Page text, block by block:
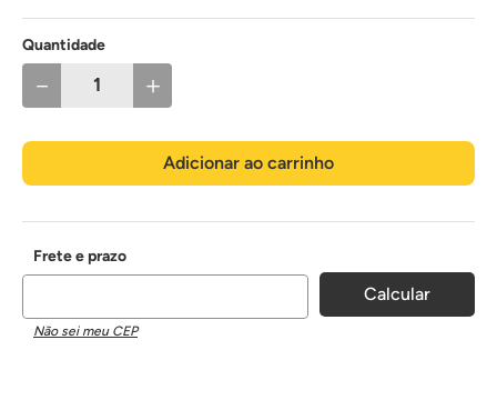
Quantidade
＋
－
Adicionar ao carrinho
Não sei meu CEP